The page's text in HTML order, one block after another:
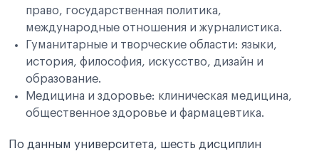
право, государственная политика,
международные отношения и журналистика.
Гуманитарные и творческие области: языки,
история, философия, искусство, дизайн и
образование.
Медицина и здоровье: клиническая медицина,
общественное здоровье и фармацевтика.
По данным университета, шесть дисциплин